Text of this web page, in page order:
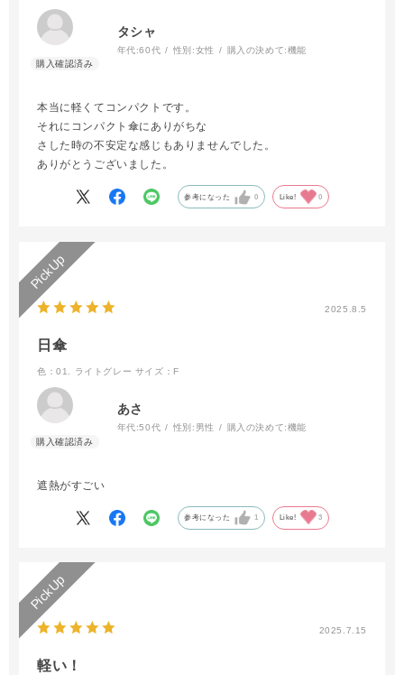
タシャ
年代:60代 性別:女性 購入の決めて:機能
本当に軽くてコンパクトです。
それにコンパクト傘にありがちな
さした時の不安定な感じもありませんでした。
ありがとうございました。
参考になった 0 Like! 0
2025.8.5
日傘
色：01. ライトグレー サイズ：F
あさ
年代:50代 性別: 男性 購入の決めて:機能
遮熱がすごい
参考になった 1 Like! 3
2025.7.15
軽い！